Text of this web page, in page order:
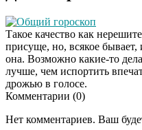
Общий гороскоп
Такое качество как
присуще, но, всякое бывает,
она. Возможно какие-то
лучше, чем испортить
дрожью в голосе.
Комментарии (0)
Нет комментариев. Ваш
Даже самый
исчезнет с